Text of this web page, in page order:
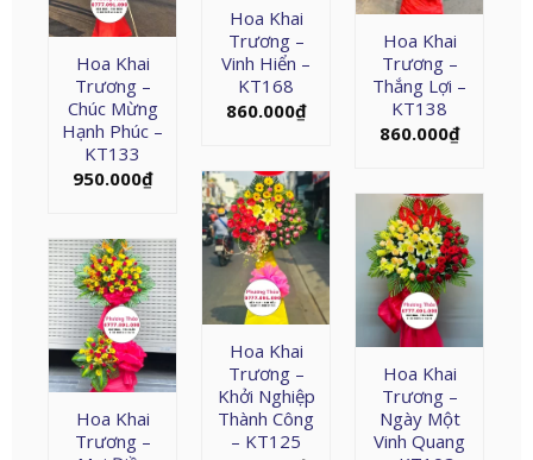
Hoa Khai
Trương –
Vinh Hiển –
KT168
860.000₫
Hoa Khai
Trương –
Thắng Lợi –
KT138
860.000₫
Hoa Khai
Trương –
Chúc Mừng
Hạnh Phúc –
KT133
950.000₫
Hoa Khai
Trương –
Khởi Nghiệp
Thành Công
– KT125
Hoa Khai
Trương –
Ngày Một
Vinh Quang
Hoa Khai
Trương –